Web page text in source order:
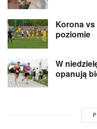
Korona
poziomie
W
opanują